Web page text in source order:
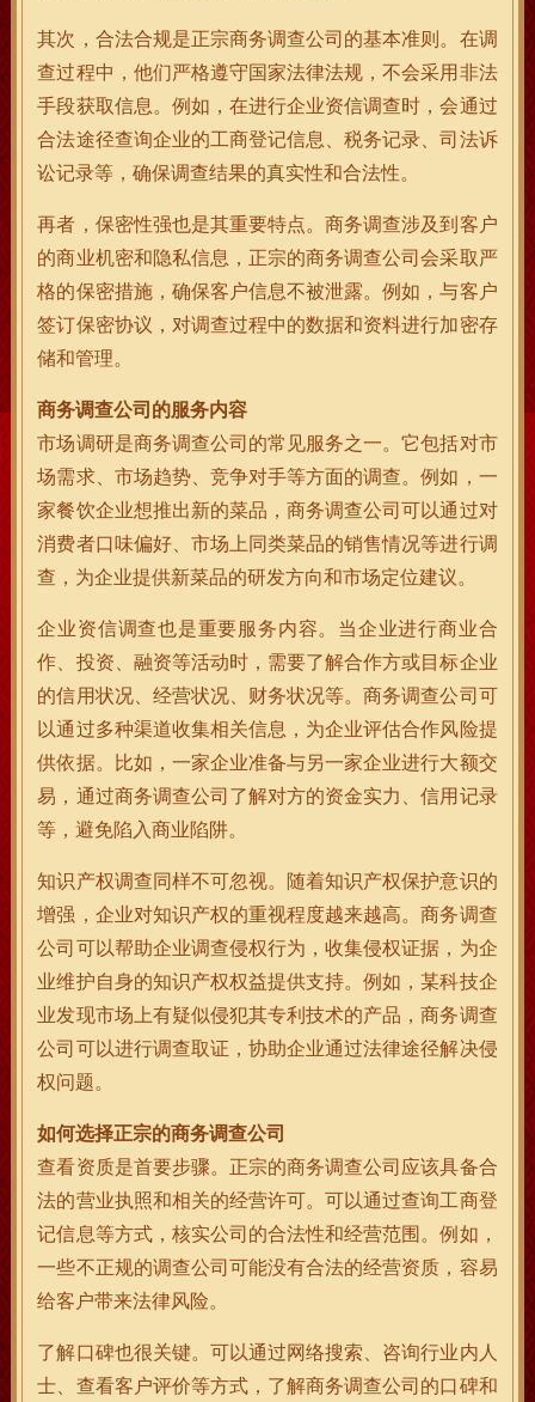
其次，合法合规是正宗商务调查公司的基本准则。在调
查过程中，他们严格遵守国家法律法规，不会采用非法
手段获取信息。例如，在进行企业资信调查时，会通过
合法途径查询企业的工商登记信息、税务记录、司法诉
讼记录等，确保调查结果的真实性和合法性。
再者，保密性强也是其重要特点。商务调查涉及到客户
的商业机密和隐私信息，正宗的商务调查公司会采取严
格的保密措施，确保客户信息不被泄露。例如，与客户
签订保密协议，对调查过程中的数据和资料进行加密存
储和管理。
商务调查公司的服务内容
市场调研是商务调查公司的常见服务之一。它包括对市
场需求、市场趋势、竞争对手等方面的调查。例如，一
家餐饮企业想推出新的菜品，商务调查公司可以通过对
消费者口味偏好、市场上同类菜品的销售情况等进行调
查，为企业提供新菜品的研发方向和市场定位建议。
企业资信调查也是重要服务内容。当企业进行商业合
作、投资、融资等活动时，需要了解合作方或目标企业
的信用状况、经营状况、财务状况等。商务调查公司可
以通过多种渠道收集相关信息，为企业评估合作风险提
供依据。比如，一家企业准备与另一家企业进行大额交
易，通过商务调查公司了解对方的资金实力、信用记录
等，避免陷入商业陷阱。
知识产权调查同样不可忽视。随着知识产权保护意识的
增强，企业对知识产权的重视程度越来越高。商务调查
公司可以帮助企业调查侵权行为，收集侵权证据，为企
业维护自身的知识产权权益提供支持。例如，某科技企
业发现市场上有疑似侵犯其专利技术的产品，商务调查
公司可以进行调查取证，协助企业通过法律途径解决侵
权问题。
如何选择正宗的商务调查公司
查看资质是首要步骤。正宗的商务调查公司应该具备合
法的营业执照和相关的经营许可。可以通过查询工商登
记信息等方式，核实公司的合法性和经营范围。例如，
一些不正规的调查公司可能没有合法的经营资质，容易
给客户带来法律风险。
了解口碑也很关键。可以通过网络搜索、咨询行业内人
士、查看客户评价等方式，了解商务调查公司的口碑和